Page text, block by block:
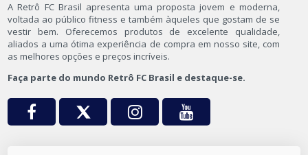
A Retrô FC Brasil apresenta uma proposta jovem e moderna,
voltada ao público fitness e também àqueles que gostam de se
vestir bem. Oferecemos produtos de excelente qualidade,
aliados a uma ótima experiência de compra em nosso site, com
as melhores opções e preços incríveis.
Faça parte do mundo Retrô FC Brasil e destaque-se.